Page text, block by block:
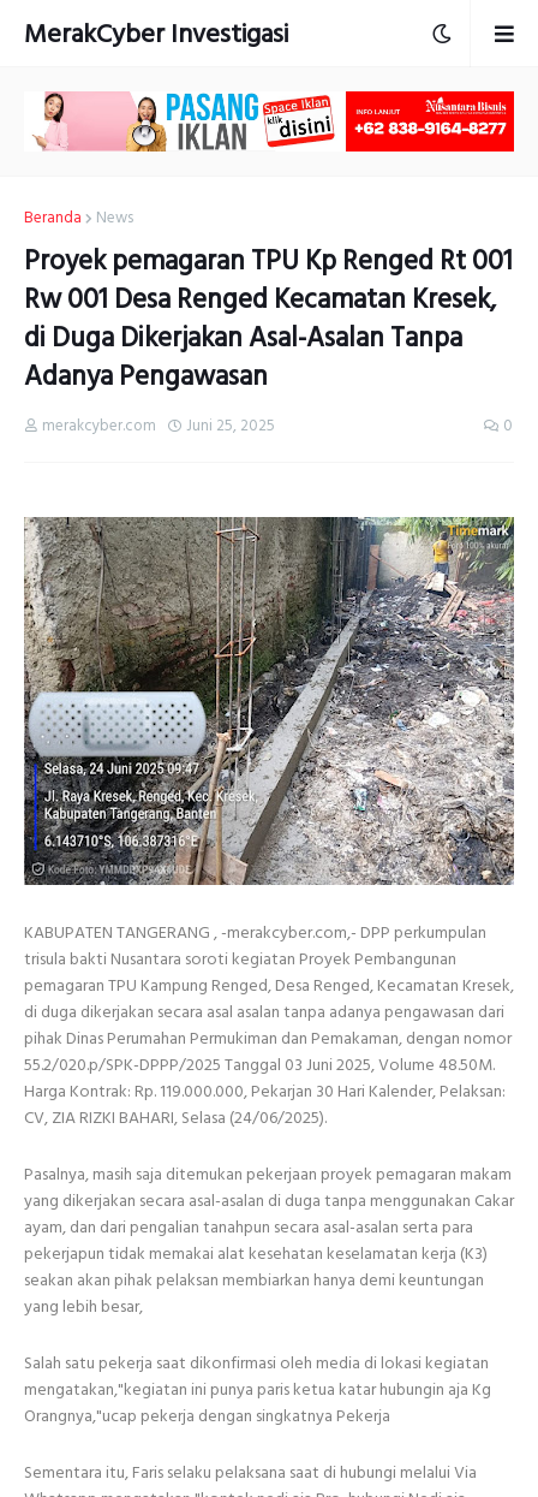
MerakCyber Investigasi
Beranda News
Proyek pemagaran TPU Kp Renged Rt 001
Rw 001 Desa Renged Kecamatan Kresek,
di Duga Dikerjakan Asal-Asalan Tanpa
Adanya Pengawasan
merakcyber.com Juni 25, 2025 0
KABUPATEN TANGERANG , -merakcyber.com,- DPP perkumpulan
trisula bakti Nusantara soroti kegiatan Proyek Pembangunan
pemagaran TPU Kampung Renged, Desa Renged, Kecamatan Kresek,
di duga dikerjakan secara asal asalan tanpa adanya pengawasan dari
pihak Dinas Perumahan Permukiman dan Pemakaman, dengan nomor
55.2/020.p/SPK-DPPP/2025 Tanggal 03 Juni 2025, Volume 48.50M.
Harga Kontrak: Rp. 119.000.000, Pekarjan 30 Hari Kalender, Pelaksan:
CV, ZIA RIZKI BAHARI, Selasa (24/06/2025).
Pasalnya, masih saja ditemukan pekerjaan proyek pemagaran makam
yang dikerjakan secara asal-asalan di duga tanpa menggunakan Cakar
ayam, dan dari pengalian tanahpun secara asal-asalan serta para
pekerjapun tidak memakai alat kesehatan keselamatan kerja (K3)
seakan akan pihak pelaksan membiarkan hanya demi keuntungan
yang lebih besar,
Salah satu pekerja saat dikonfirmasi oleh media di lokasi kegiatan
mengatakan,"kegiatan ini punya paris ketua katar hubungin aja Kg
Orangnya,"ucap pekerja dengan singkatnya Pekerja
Sementara itu, Faris selaku pelaksana saat di hubungi melalui Via